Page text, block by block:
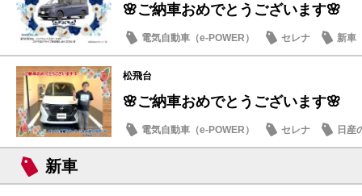
🌸ご納車おめでとうございます🌸
電気自動車（e-POWER） セレナ 新車
松飛台
🌸ご納車おめでとうございます🌸
電気自動車（e-POWER） セレナ 日産
新車